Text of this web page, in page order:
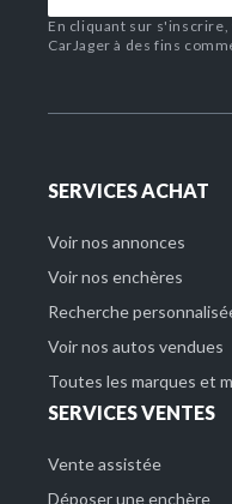
En cliquant sur
CarJager à des fins
SERVICES ACHAT
Voir nos annonces
Voir nos enchères
Recherche
Voir nos autos vendues
Toutes les marques et
SERVICES VENTES
Vente assistée
Déposer une enchère